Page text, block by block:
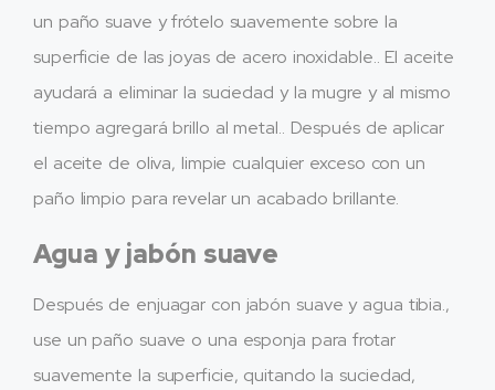
un paño suave y frótelo suavemente sobre la
superficie de las joyas de acero inoxidable.. El aceite
ayudará a eliminar la suciedad y la mugre y al mismo
tiempo agregará brillo al metal.. Después de aplicar
el aceite de oliva, limpie cualquier exceso con un
paño limpio para revelar un acabado brillante.
Agua y jabón suave
Después de enjuagar con jabón suave y agua tibia.,
use un paño suave o una esponja para frotar
suavemente la superficie, quitando la suciedad,